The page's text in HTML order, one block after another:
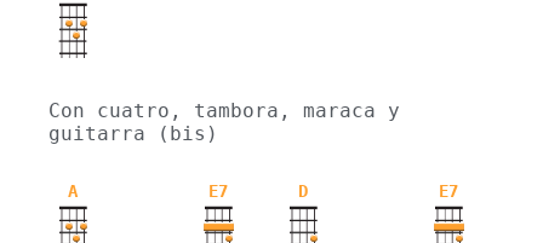
Con cuatro, tambora, maraca y
guitarra (bis)
A E7 D E7